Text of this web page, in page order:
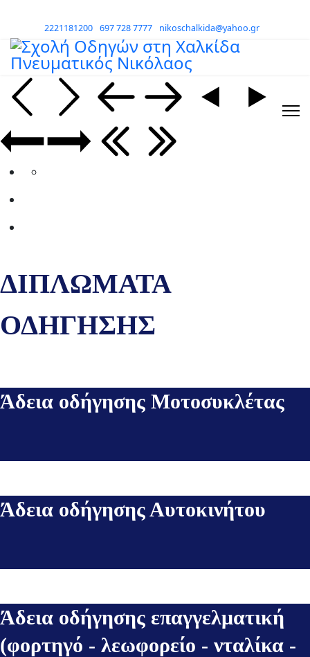
2221181200 697 728 7777 nikoschalkida@yahoo.gr
ΔΙΠΛΩΜΑΤΑ
ΟΔΗΓΗΣΗΣ
Άδεια οδήγησης Μοτοσυκλέτας
Άδεια οδήγησης Αυτοκινήτου
Άδεια οδήγησης επαγγελματική
(φορτηγό - λεωφορείο - νταλίκα -